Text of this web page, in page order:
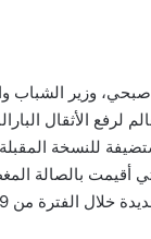
وزير الشباب
لرفع الأثقال
للنسخة
أقيمت بالصالة
من 9 وحتى 18 أكتوبر الجاري.